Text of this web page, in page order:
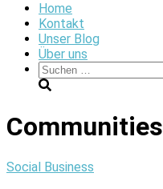
Home
Kontakt
Unser Blog
Über uns
Suchen
nach:
Communities
Social Business